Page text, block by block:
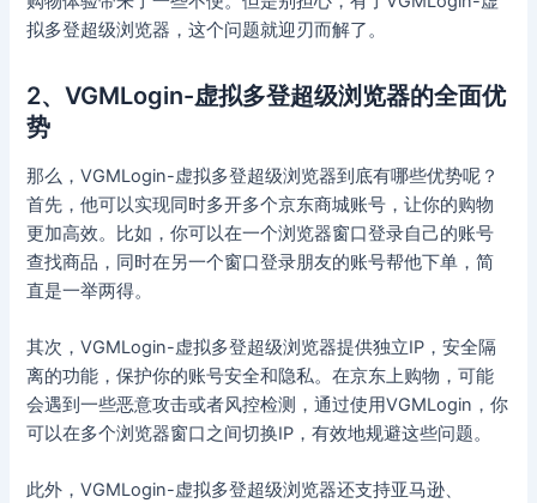
拟多登超级浏览器，这个问题就迎刃而解了。
2、VGMLogin-虚拟多登超级浏览器的全面优
势
那么，VGMLogin-虚拟多登超级浏览器到底有哪些优势呢？
首先，他可以实现同时多开多个京东商城账号，让你的购物
更加高效。比如，你可以在一个浏览器窗口登录自己的账号
查找商品，同时在另一个窗口登录朋友的账号帮他下单，简
直是一举两得。
其次，VGMLogin-虚拟多登超级浏览器提供独立IP，安全隔
离的功能，保护你的账号安全和隐私。在京东上购物，可能
会遇到一些恶意攻击或者风控检测，通过使用VGMLogin，你
可以在多个浏览器窗口之间切换IP，有效地规避这些问题。
此外，VGMLogin-虚拟多登超级浏览器还支持亚马逊、